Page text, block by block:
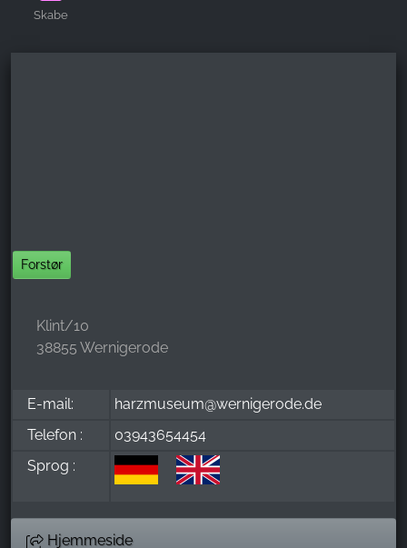
Skabe
Forstør
Klint/10
38855 Wernigerode
E-mail:
harzmuseum@wernigerode.de
Telefon :
03943654454
Sprog :
Hjemmeside